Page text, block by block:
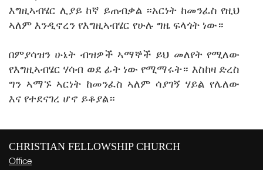
እግዚኣብሄር ሊያይ ከኛ ይጠብቃል ።አርነት ከመንፈስ የዚህ
ኣለም እንዲኖረን የእግዚኣብሄር የሁሉ ግዜ ፍላጎት ነው።
በምያሳዝን ሁኔት ብዝዎች ኣማኞች ይህ መለየት የሚለው
የእግዚኣብሄር ሃሳብ ወደ ፊት ነው የሚማሩት። እስከዛ ድረስ
ግን ኣማኙ ኣርነት ከመንፈስ ኣለም ሳያገኝ ሃይል የሌለው
እና የተደናገረ ሆኖ ይቆያል።
CHRISTIAN FELLOWSHIP CHURCH
Office